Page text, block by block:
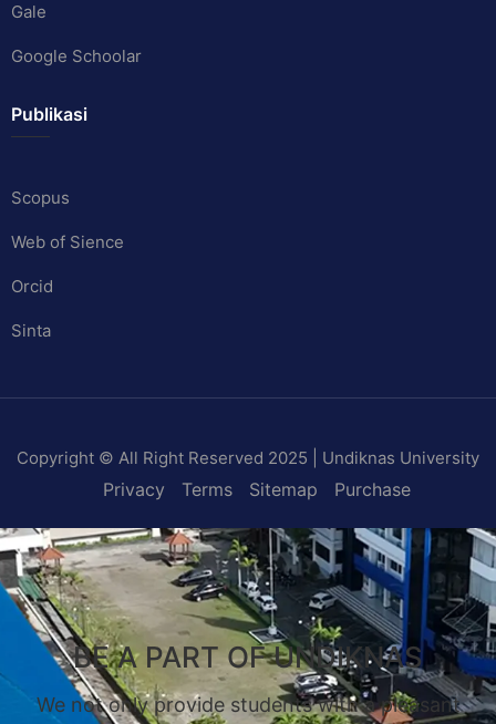
Gale
Google Schoolar
Publikasi
Scopus
Web of Sience
Orcid
Sinta
Copyright © All Right Reserved 2025 | Undiknas University
Privacy Terms Sitemap Purchase
BE A PART OF UNDIKNAS
We not only provide students with a pleasant